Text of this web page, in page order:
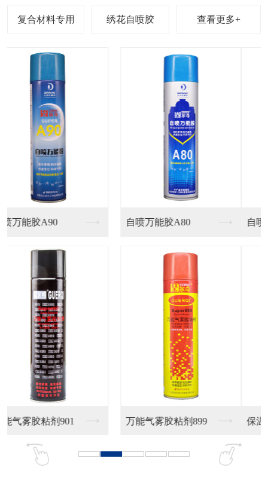
查看更多+
自喷海绵胶218 轻质材料专用喷胶V8
保温材料专用胶V5